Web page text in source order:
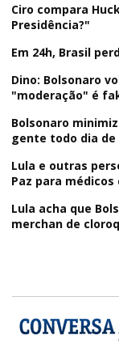
Ciro compara
Presidência?"
Em 24h, Brasil
Dino: Bolsonaro
"moderação" é
Bolsonaro
gente todo dia de
Lula e outras
Paz para médicos
Lula acha que
merchan de